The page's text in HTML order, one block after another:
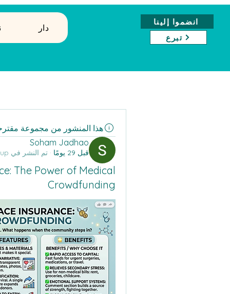
دار
انضموا إلينا
تبرع
هذا المنشور من مجموعة
Soham Jadhao
قبل 29 يومًا · تم النشر في
The Power of Medical
Crowdfunding